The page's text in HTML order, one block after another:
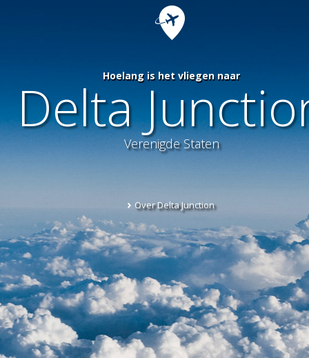
Hoelang is het vliegen naar
Delta
Verenigde Staten
Over Delta Junction